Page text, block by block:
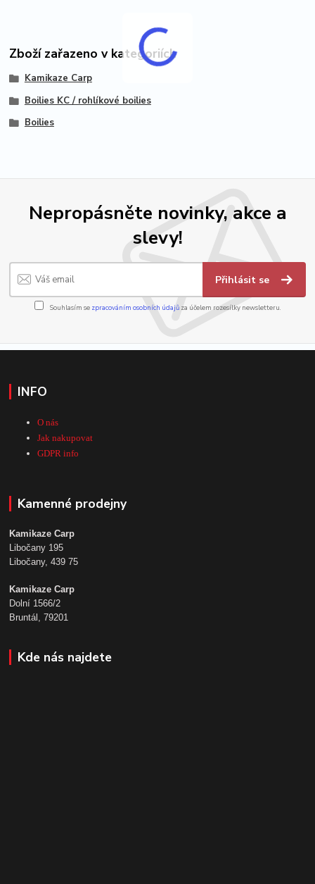
Zboží zařazeno v kategoriích
Kamikaze Carp
Boilies KC / rohlíkové boilies
Boilies
Nepropásněte novinky, akce a
slevy!
Přihlásit se
Souhlasím se zpracováním osobních údajůza účelem rozesílky newsletteru.
INFO
O nás
Jak nakupovat
GDPR info
Kamenné prodejny
Kamikaze Carp
Libočany 195
Libočany, 439 75
Kamikaze Carp
Dolní 1566/2
Bruntál, 79201
Kde nás najdete